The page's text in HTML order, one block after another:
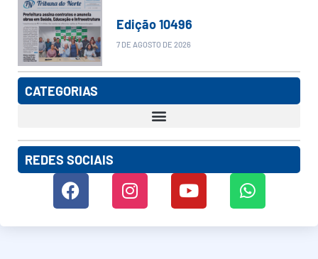
Edição 10496
7 DE AGOSTO DE 2026
CATEGORIAS
REDES SOCIAIS